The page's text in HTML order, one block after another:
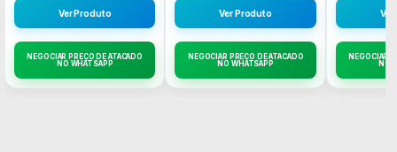
Ver Produto
NEGOCIAR PREÇO DE ATACADO
NO WHATSAPP
Ver Produto
NEGOCIAR PREÇO DE ATACADO
NO WHATSAPP
NEGOCIAR
NO